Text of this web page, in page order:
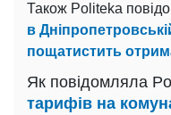
Також Politeka
в
пощатистить
Як повідомляла
тарифів на